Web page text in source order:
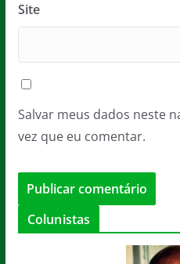
Site
Salvar meus dados neste
vez que eu comentar.
Colunistas